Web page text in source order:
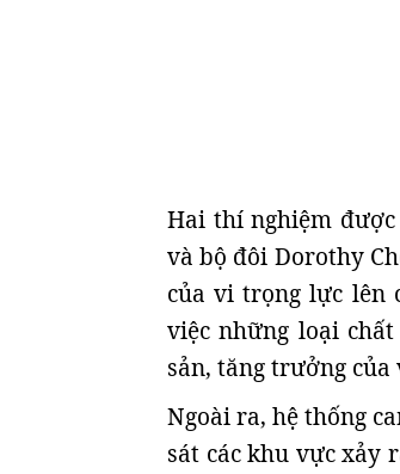
Hai thí nghiệm
và bộ đôi Dorothy
của vi trọng lực lên
việc những loại
sản, tăng trưởng
Ngoài ra, hệ thống
sát các khu vực xảy